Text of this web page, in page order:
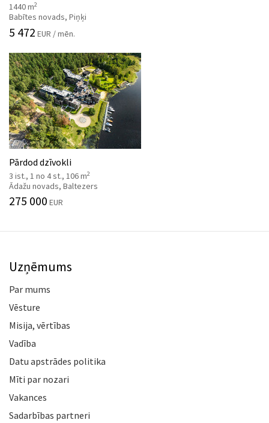
1440 m2
Babītes novads, Piņķi
5 472 EUR / mēn.
Pārdod dzīvokli
3 ist., 1 no 4 st., 106 m2
Ādažu novads, Baltezers
275 000 EUR
Uzņēmums
Par mums
Vēsture
Misija, vērtības
Vadība
Datu apstrādes politika
Mīti par nozari
Vakances
Sadarbības partneri